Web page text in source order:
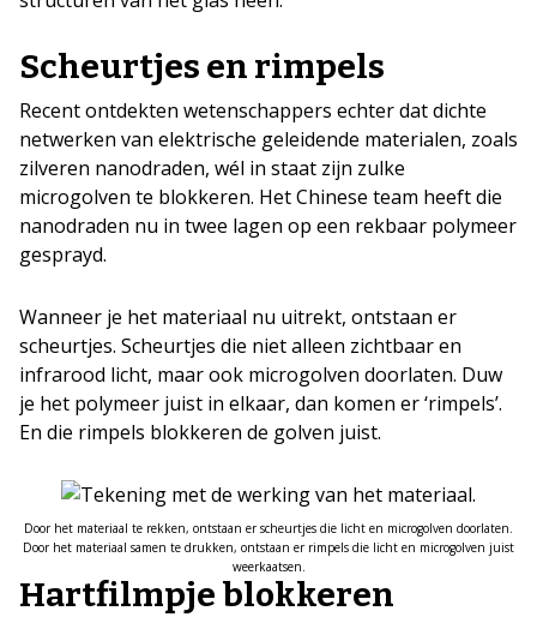
Scheurtjes en rimpels
Recent ontdekten wetenschappers echter dat dichte
netwerken van elektrische geleidende materialen, zoals
zilveren nanodraden, wél in staat zijn zulke
microgolven te blokkeren. Het Chinese team heeft die
nanodraden nu in twee lagen op een rekbaar polymeer
gesprayd.
Wanneer je het materiaal nu uitrekt, ontstaan er
scheurtjes. Scheurtjes die niet alleen zichtbaar en
infrarood licht, maar ook microgolven doorlaten. Duw
je het polymeer juist in elkaar, dan komen er ‘rimpels’.
En die rimpels blokkeren de golven juist.
Door het materiaal te rekken, ontstaan er scheurtjes die licht en microgolven doorlaten.
Door het materiaal samen te drukken, ontstaan er rimpels die licht en microgolven juist
weerkaatsen.
Hartfilmpje blokkeren